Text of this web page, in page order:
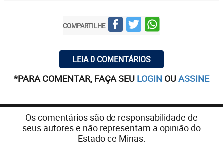
COMPARTILHE
LEIA 0 COMENTÁRIOS
*PARA COMENTAR, FAÇA SEU LOGIN OUASSINE
Os comentários são de responsabilidade de
seus autores e não representam a opinião do
Estado de Minas.